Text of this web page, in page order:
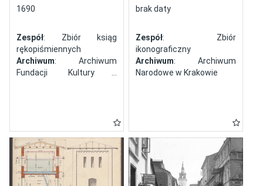
1690
Zespół: Zbiór ksiąg
rękopiśmiennych
Archiwum: Archiwum
Fundacji Kultury i
brak daty
Zespół: Zbiór
ikonograficzny
Archiwum: Archiwum
Narodowe w Krakowie